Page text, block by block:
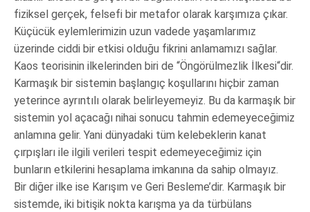
fiziksel gerçek, felsefi bir metafor olarak karşımıza çıkar.
Küçücük eylemlerimizin uzun vadede yaşamlarımız
üzerinde ciddi bir etkisi olduğu fikrini anlamamızı sağlar.
Kaos teorisinin ilkelerinden biri de “Öngörülmezlik İlkesi“dir.
Karmaşık bir sistemin başlangıç koşullarını hiçbir zaman
yeterince ayrıntılı olarak belirleyemeyiz. Bu da karmaşık bir
sistemin yol açacağı nihai sonucu tahmin edemeyeceğimiz
anlamına gelir. Yani dünyadaki tüm kelebeklerin kanat
çırpışları ile ilgili verileri tespit edemeyeceğimiz için
bunların etkilerini hesaplama imkanına da sahip olmayız.
Bir diğer ilke ise Karışım ve Geri Besleme’dir. Karmaşık bir
sistemde, iki bitişik nokta karışma ya da türbülans